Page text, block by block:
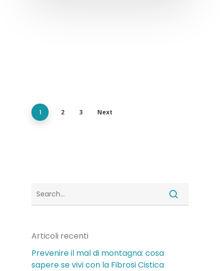
1 2 3 Next
Articoli recenti
Prevenire il mal di montagna: cosa
sapere se vivi con la Fibrosi Cistica